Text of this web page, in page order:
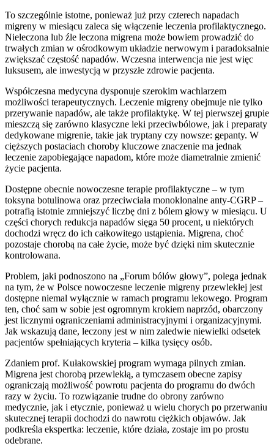
To szczególnie istotne, ponieważ już przy czterech napadach
migreny w miesiącu zaleca się włączenie leczenia profilaktycznego.
Nieleczona lub źle leczona migrena może bowiem prowadzić do
trwałych zmian w ośrodkowym układzie nerwowym i paradoksalnie
zwiększać częstość napadów. Wczesna interwencja nie jest więc
luksusem, ale inwestycją w przyszłe zdrowie pacjenta.
Współczesna medycyna dysponuje szerokim wachlarzem
możliwości terapeutycznych. Leczenie migreny obejmuje nie tylko
przerywanie napadów, ale także profilaktykę. W tej pierwszej grupie
mieszczą się zarówno klasyczne leki przeciwbólowe, jak i preparaty
dedykowane migrenie, takie jak tryptany czy nowsze: gepanty. W
cięższych postaciach choroby kluczowe znaczenie ma jednak
leczenie zapobiegające napadom, które może diametralnie zmienić
życie pacjenta.
Dostępne obecnie nowoczesne terapie profilaktyczne – w tym
toksyna botulinowa oraz przeciwciała monoklonalne anty-CGRP –
potrafią istotnie zmniejszyć liczbę dni z bólem głowy w miesiącu. U
części chorych redukcja napadów sięga 50 procent, u niektórych
dochodzi wręcz do ich całkowitego ustąpienia. Migrena, choć
pozostaje chorobą na całe życie, może być dzięki nim skutecznie
kontrolowana.
Problem, jaki podnoszono na „Forum bólów głowy”, polega jednak
na tym, że w Polsce nowoczesne leczenie migreny przewlekłej jest
dostępne niemal wyłącznie w ramach programu lekowego. Program
ten, choć sam w sobie jest ogromnym krokiem naprzód, obarczony
jest licznymi ograniczeniami administracyjnymi i organizacyjnymi.
Jak wskazują dane, leczony jest w nim zaledwie niewielki odsetek
pacjentów spełniających kryteria – kilka tysięcy osób.
Zdaniem prof. Kułakowskiej program wymaga pilnych zmian.
Migrena jest chorobą przewlekłą, a tymczasem obecne zapisy
ograniczają możliwość powrotu pacjenta do programu do dwóch
razy w życiu. To rozwiązanie trudne do obrony zarówno
medycznie, jak i etycznie, ponieważ u wielu chorych po przerwaniu
skutecznej terapii dochodzi do nawrotu ciężkich objawów. Jak
podkreśla ekspertka: leczenie, które działa, zostaje im po prostu
odebrane.